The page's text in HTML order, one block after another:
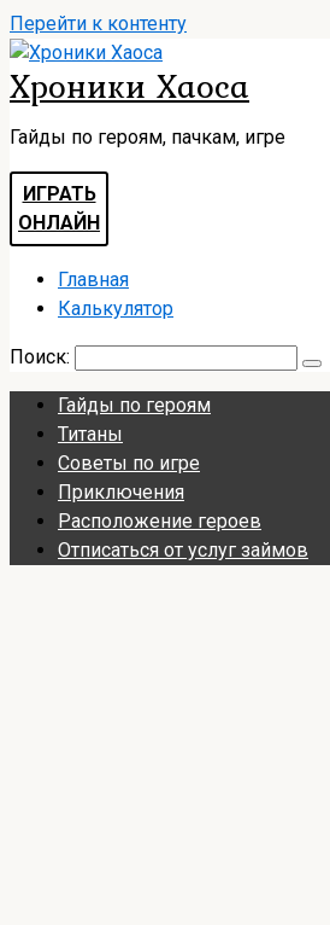
Перейти к контенту
Хроники Хаоса
Гайды по героям, пачкам, игре
ИГРАТЬ
ОНЛАЙН
Главная
Калькулятор
Поиск:
Гайды по героям
Титаны
Советы по игре
Приключения
Расположение героев
Отписаться от услуг займов